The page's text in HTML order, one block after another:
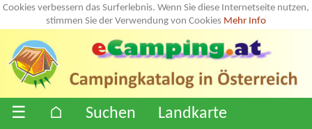
Cookies verbessern das Surferlebnis. Wenn Sie diese Internetseite nutzen,
stimmen Sie der Verwendung von Cookies Mehr Info
☰ ⌂ Suchen
Landkarte